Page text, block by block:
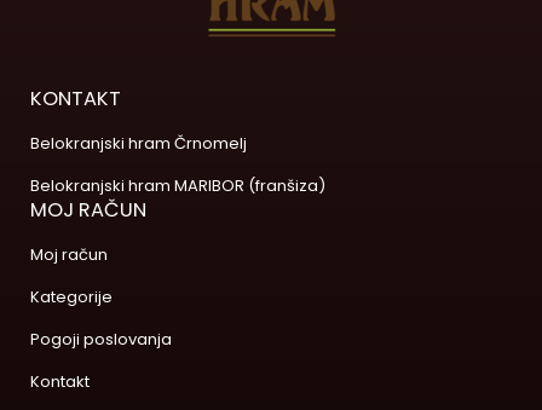
KONTAKT
Belokranjski hram Črnomelj
Belokranjski hram MARIBOR (franšiza)
MOJ RAČUN
Moj račun
Kategorije
Pogoji poslovanja
Kontakt